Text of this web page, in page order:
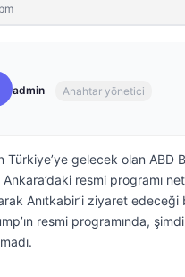
admin Anahtar yönetici
Türkiye’ye gelecek olan ABD
Ankara’daki resmi programı
Anıtkabir’i ziyaret edeceği
resmi programında,